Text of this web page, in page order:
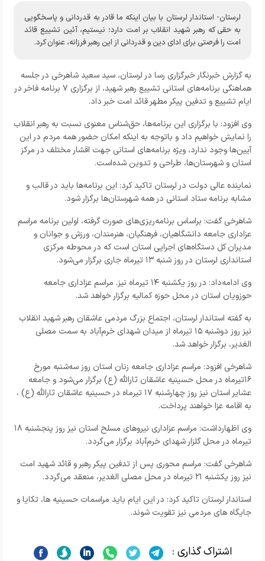
لرستان- استاندار لرستان با بیان اینکه ما قادر به قدردانی و پاسخگویی
به حقی که رهبر شهید انقلاب بر امت دارد؛ نیستیم، آئین تشییع قائد
امت را فرصتی برای ادای دین و قدردانی از این رهبر فرزانه، عنوان کرد.
به گزارش خبرنگارخبرگزاری رسا در لرستان، سید سعید شاهرخی در جلسه
هماهنگی برنامه‌های استانی تشییع رهبر شهید، از برگزاری ۷ برنامه فاخر در
ایام تشییع و تدفین پیکر مطهر قائد امت خبر داد.
وی افزود: با برگزاری این برنامه‌ها، حق‌شناس معنوی نسبت به رهبر انقلاب
را نمایش خواهیم داد و باتوجه به اینکه امکان حضور همه مردم در این
آیین‌ها وجود ندارد، ویژه برنامه‌های استانی جهت اقشار مختلف در مرکز
استان و شهرستان‌ها، طراحی و تدوین شده‌است.
نماینده عالی دولت در لرستان تاکید کرد: این برنامه‌ها باید در قالب و
مشابه برنامه ستاد استانی در همه شهرستان‌ها برگزار شود.
شاهرخی گفت: براساس برنامه‌ریزی‌های صورت گرفته، اولین برنامه مراسم
عزاداری جامعه‌ دانشگاهیان، فرهنگیان، هنرمندان، ورزش و جوانان و
مدیران کل دستگاه‌های اجرایی استان است که در محوطه مرکزی
استانداری لرستان در روز شنبه ۱۳ تیرماه جاری برگزار می‌شود.
وی ادامه‌داد: در روز یکشنبه ۱۴ تیرماه نیز. مراسم عزاداری جامعه
حوزویان استان در محل حوزه کمالیه برگزار خواهد شد.
به گفته استاندار لرستان، اجتماع بزرگ مردمی عاشقان رهبر شهید انقلاب
نیز روز دوشنبه ۱۵ تیرماه از میدان شهدای خرم‌آباد به سمت مصلی
الغدیر، برگزار خواهد شد.
شاهرخی افزود: مراسم عزاداری جامعه زنان استان روز سه‌شنبه مورخ
۱۶تیرماه در محل حسینیه عاشقان ثارالله (ع) برگزار می‌شود و جامعه
عشایر استان نیز روز چهارشنبه ۱۷ تیرماه در حسینیه عاشقان ثارالله (ع) ،
به اقامه عزا خواهند پرداخت.
وی اظهارداشت: مراسم عزاداری نیروهای مسلح استان نیز روز پنجشنبه ۱۸
تیرماه در محل گلزار شهدای خرم‌آباد برگزار می‌گردد.
شاهرخی گفت: مراسم محوری پس از تدفین پیکر رهبر و قائد شهید امت
نیز روز یکشنبه ۲۱ تیرماه در محل مصلی الغدیر، منعقد می‌گردد.
استاندار لرستان تاکید کرد: در این ایام باید مراسمات حسینیه ها، تکایا و
جایگاه های مردمی نیز تقویت شوند.
اشتراک گذاری :